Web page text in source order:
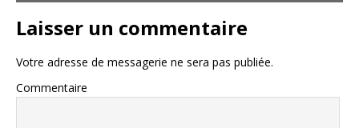
Laisser un commentaire
Votre adresse de messagerie ne sera pas publiée.
Commentaire